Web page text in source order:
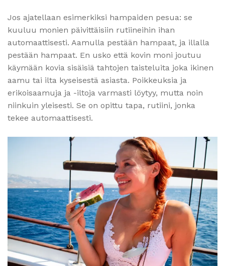
Jos ajatellaan esimerkiksi hampaiden pesua: se
kuuluu monien päivittäisiin rutiineihin ihan
automaattisesti. Aamulla pestään hampaat, ja illalla
pestään hampaat. En usko että kovin moni joutuu
käymään kovia sisäisiä tahtojen taisteluita joka ikinen
aamu tai ilta kyseisestä asiasta. Poikkeuksia ja
erikoisaamuja ja -iltoja varmasti löytyy, mutta noin
niinkuin yleisesti. Se on opittu tapa, rutiini, jonka
tekee automaattisesti.